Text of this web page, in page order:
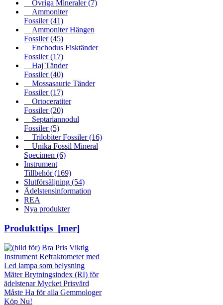
Övriga Mineraler(7)
Ammoniter
Fossiler(41)
Ammoniter Hängen
Fossiler(45)
Enchodus Fisktänder
Fossiler(17)
Haj Tänder
Fossiler(40)
Mossasaurie Tänder
Fossiler(17)
Ortoceratiter
Fossiler(20)
Septariannodul
Fossiler(5)
Trilobiter Fossiler(16)
Unika Fossil Mineral
Specimen (6)
Instrument
Tillbehör(169)
Slutförsäljning (54)
Ädelstensinformation
REA
Nya produkter
Produkttips [mer]